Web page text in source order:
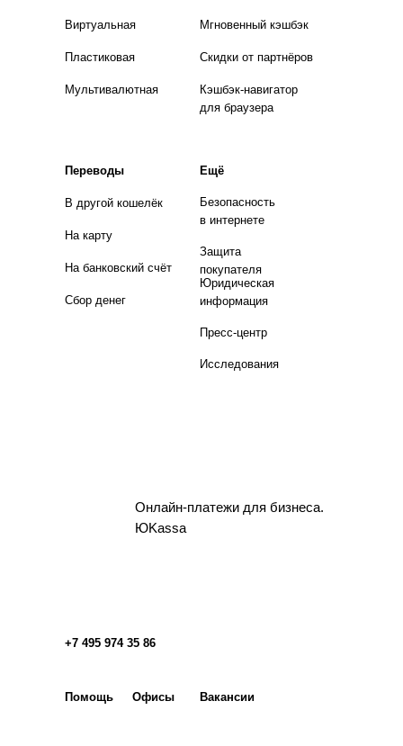
Ещё
Безопасность
в интернете
Защита
покупателя
Юридическая
информация
Пресс-центр
Исследования
Переводы
В другой кошелёк
На карту
На банковский счёт
Сбор денег
Мультивалютная
Пластиковая
Виртуальная
Кэшбэк-навигатор
для браузера
Скидки от партнёров
Мгновенный кэшбэк
Онлайн-платежи для бизнеса.
ЮKassa
+7 495 974 35 86
Вакансии
Офисы
Помощь